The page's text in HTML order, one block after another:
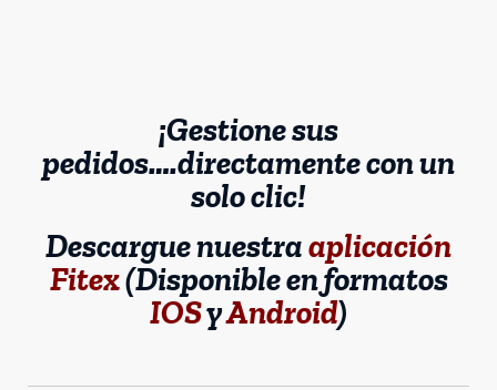
¡Gestione sus
pedidos….directamente con un
solo clic!
Descargue nuestraaplicación
Fitex(Disponible en formatos
IOSyAndroid)